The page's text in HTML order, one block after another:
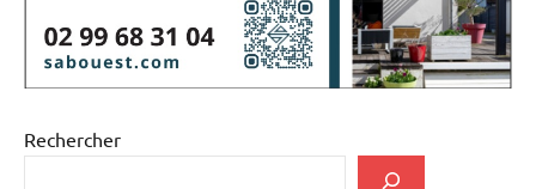
Rechercher